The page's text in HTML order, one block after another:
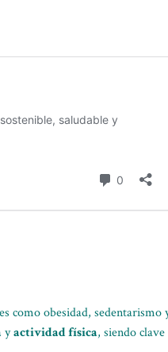
como obesidad, sedentarismo
yactividad física, siendo clave